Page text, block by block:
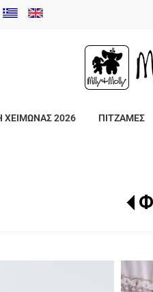
ΧΕΙΜΩΝΑΣ 2026 ΠΙΤΖΑΜΕΣ